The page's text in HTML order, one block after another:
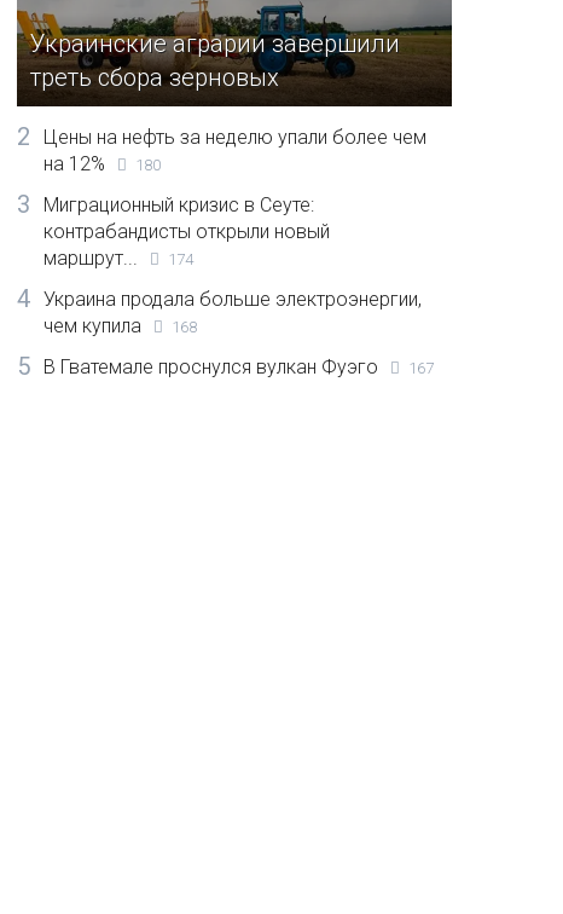
Украинские аграрии завершили
треть сбора зерновых
2
Цены на нефть за неделю упали более чем
на 12%
180
3
Миграционный кризис в Сеуте:
контрабандисты открыли новый
маршрут...
174
4
Украина продала больше электроэнергии,
чем купила
168
5 В Гватемале проснулся вулкан Фуэго 167